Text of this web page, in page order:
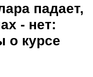
падает,
- нет:
о курсе